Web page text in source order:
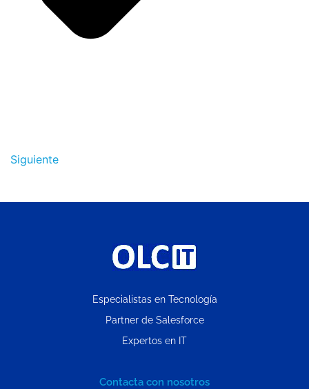
Siguiente
Especialistas en Tecnología
Partner de Salesforce
Expertos en IT
Contacta con nosotros